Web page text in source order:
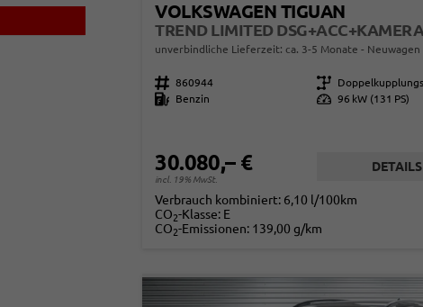
VOLKSWAGEN TIGUAN
unverbindliche Lieferzeit: ca. 3-5 Monate Neuwagen
Fahrzeugnr. 860944 Getriebe
Kraftstoff
Benzin Leistung 96 kW (131 PS)
30.080,– €
incl. 19% MwSt.
DETAILS
Verbrauch kombiniert: 6,10 l/100km
CO2-Klasse: E
CO2-Emissionen: 139,00 g/km